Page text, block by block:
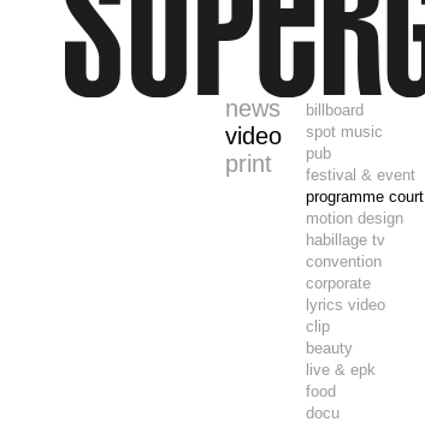
news
video
print
billboard
spot music
pub
festival & event
programme court
motion design
habillage tv
convention
corporate
lyrics video
clip
beauty
live & epk
food
docu